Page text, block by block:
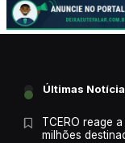
Últimas
TCERO reage
milhões